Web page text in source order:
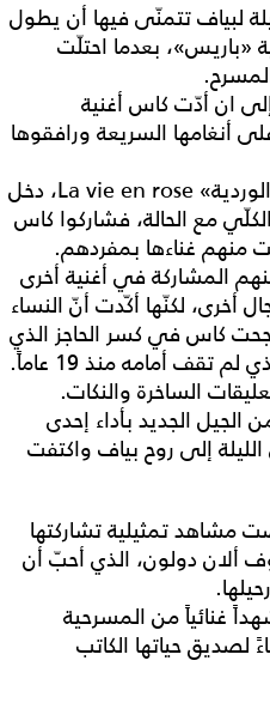
لبياف تتمنّى فيها أن يطول
بعدما احتلّت
ان أدّت كاس أغنية
أنغامها السريعة ورافقوها
ومع أغنية بياف الأشهر «الحياة الوردية» La vie en rose، دخل
مع الحالة، فشاركوا كاس
منهم غناءها بمفردهم.
المشاركة في أغنية أخرى
أخرى، لكنّها أكّدت أنّ النساء
كاس في كسر الحاجز الذي
تقف أمامه منذ 19 عاماً.
الساخرة والنكات.
الجديد بأداء إحدى
الليلة إلى روح بياف واكتفت
مشاهد تمثيلية تشاركتها
ألان دولون، الذي أحبّ أن
غنائياً من المسرحية
لصديق حياتها الكاتب